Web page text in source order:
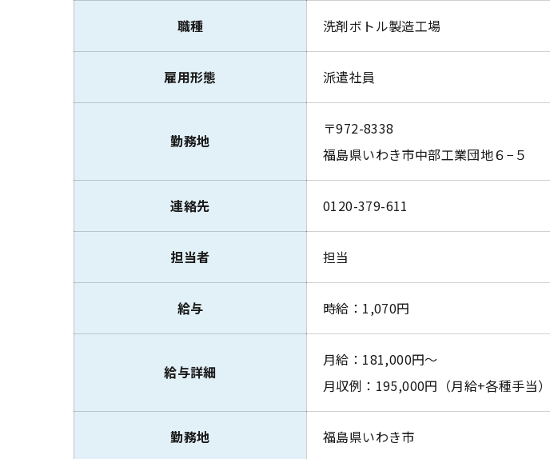
職種 洗剤ボトル製造工場
雇用形態 派遣社員
勤務地
〒972-8338
福島県いわき市中部工業団地６−５
連絡先 0120-379-611
担当者 担当
給与 時給：1,070円
給与詳細
月給：181,000円～
月収例：195,000円（月給+各種手当）
勤務地 福島県いわき市